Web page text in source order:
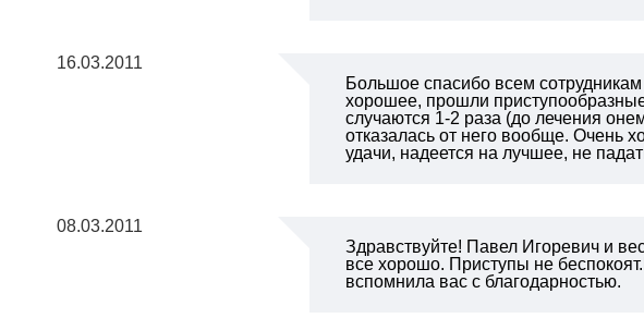
16.03.2011
Большое спасибо всем
хорошее, прошли
случаются 1-2 раза (до лечения
отказалась от него вообще. Очень
удачи, надеется на лучшее, не
08.03.2011
Здравствуйте! Павел Игоревич и
все хорошо. Приступы не
вспомнила вас с благодарностью.